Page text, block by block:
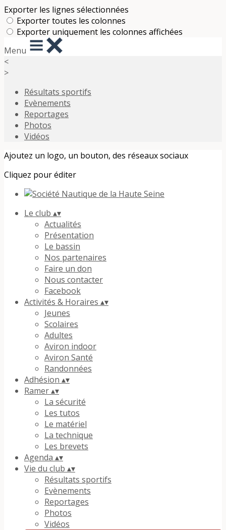
Exporter les lignes sélectionnées
Exporter toutes les colonnes
Exporter uniquement les colonnes affichées
Menu
<
>
Résultats sportifs
Evènements
Reportages
Photos
Vidéos
Ajoutez un logo, un bouton, des réseaux sociaux
Cliquez pour éditer
Le club ▴▾
Actualités
Présentation
Le bassin
Nos partenaires
Faire un don
Nous contacter
Facebook
Activités & Horaires ▴▾
Jeunes
Scolaires
Adultes
Aviron indoor
Aviron Santé
Randonnées
Adhésion ▴▾
Ramer▴▾
La sécurité
Les tutos
Le matériel
La technique
Les brevets
Agenda ▴▾
Vie du club ▴▾
Résultats sportifs
Evènements
Reportages
Photos
Vidéos